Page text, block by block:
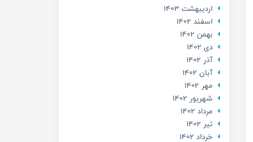
ارديبهشت 1403
اسفند 1402
بهمن 1402
دی 1402
آذر 1402
آبان 1402
مهر 1402
شهریور 1402
مرداد 1402
تير 1402
خرداد 1402